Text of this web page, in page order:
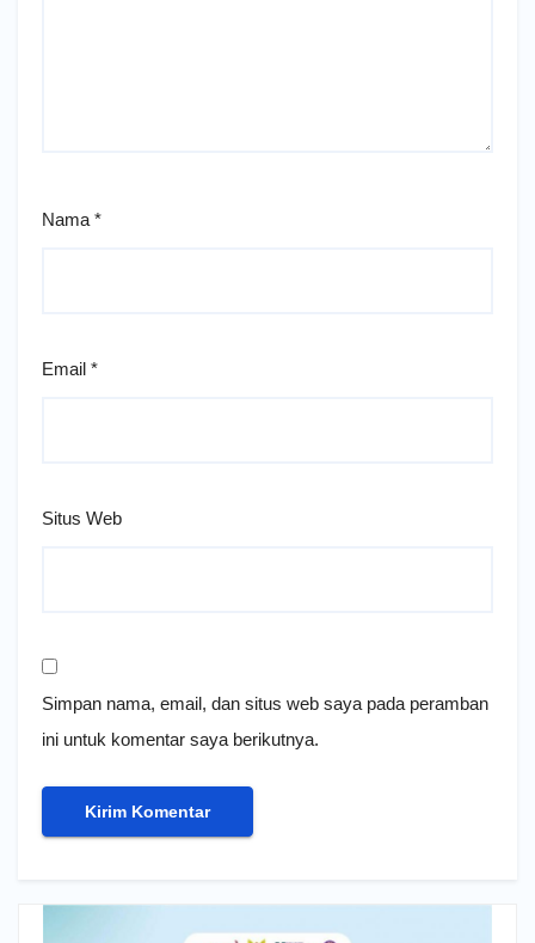
Nama *
Email *
Situs Web
Simpan nama, email, dan situs web saya pada peramban
ini untuk komentar saya berikutnya.